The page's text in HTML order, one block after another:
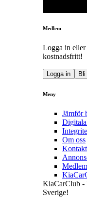
Medlem
Logga in
kostnadsfritt!
Logga in
Meny
Jämför
Om oss
KiaCarClub -
Sverige!